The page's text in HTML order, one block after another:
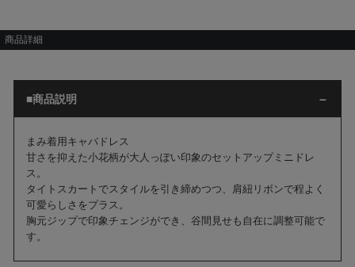
商品詳細
■商品説明
まみ着用キャバドレス
甘さを抑えた小花柄が大人っぽい印象のセットアップミニドレ
ス。
タイトスカートでスタイルを引き締めつつ、肩紐リボンで程よく
可愛らしさをプラス。
胸元ジップで印象チェンジができ、谷間見せも自在に調整可能で
す。